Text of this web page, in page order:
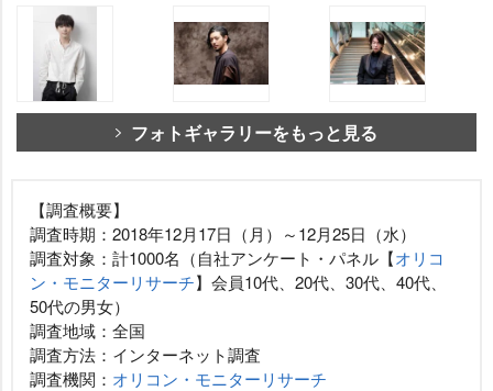
フォトギャラリーをもっと見る
【調査概要】
調査時期：2018年12月17日（月）～12月25日（水）
調査対象：計1000名（自社アンケート・パネル【オリコ
ン・モニターリサーチ】会員10代、20代、30代、40代、
50代の男女）
調査地域：全国
調査方法：インターネット調査
調査機関： オリコン・モニターリサーチ